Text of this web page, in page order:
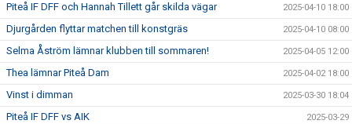
Piteå IF DFF och Hannah Tillett går skilda vägar 2025-04-10 18:00
Djurgården flyttar matchen till konstgräs 2025-04-10 08:00
Selma Åström lämnar klubben till sommaren! 2025-04-05 12:00
Thea lämnar Piteå Dam 2025-04-02 18:00
Vinst i dimman 2025-03-30 18:04
Piteå IF DFF vs AIK 2025-03-29